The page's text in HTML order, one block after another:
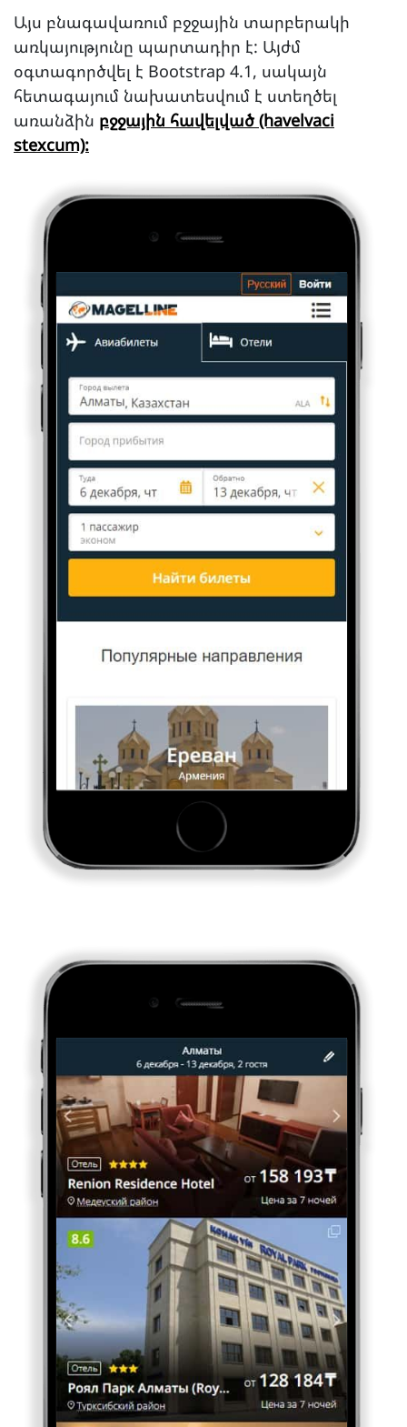
Այս բնագավառում բջջային տարբերակի
առկայությունը պարտադիր է: Այժմ
օգտագործվել է Bootstrap 4.1, սակայն
հետագայում նախատեսվում է ստեղծել
առանձին բջջային հավելված (havelvaci
stexcum):